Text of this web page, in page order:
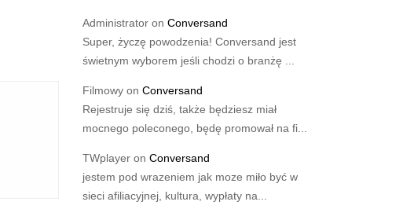
Administrator on Conversand
Super, życzę powodzenia! Conversand jest
świetnym wyborem jeśli chodzi o branżę ...
Filmowy on Conversand
Rejestruje się dziś, także będziesz miał
mocnego poleconego, będę promował na fi...
TWplayer on Conversand
jestem pod wrazeniem jak moze miło być w
sieci afiliacyjnej, kultura, wypłaty na...